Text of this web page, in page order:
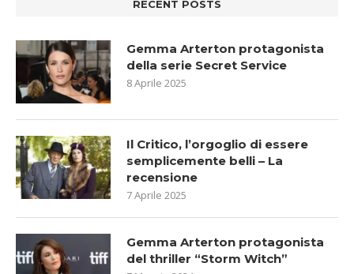
RECENT POSTS
Gemma Arterton protagonista
della serie Secret Service
8 Aprile 2025
Il Critico, l’orgoglio di essere
semplicemente belli – La
recensione
7 Aprile 2025
Gemma Arterton protagonista
del thriller “Storm Witch”